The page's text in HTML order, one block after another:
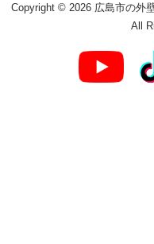
Copyright © 2026 広島市の外
All